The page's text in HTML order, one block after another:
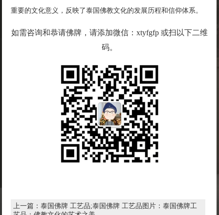
重要的文化意义，反映了泰国佛教文化的发展历程和信仰体系。
如需咨询和恭请佛牌，请添加微信：xtyfgfp 或扫以下二维
码。
上一篇：泰国佛牌 工艺品;泰国佛牌 工艺品图片：泰国佛牌工